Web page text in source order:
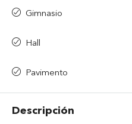
Gimnasio
Hall
Pavimento
Descripción